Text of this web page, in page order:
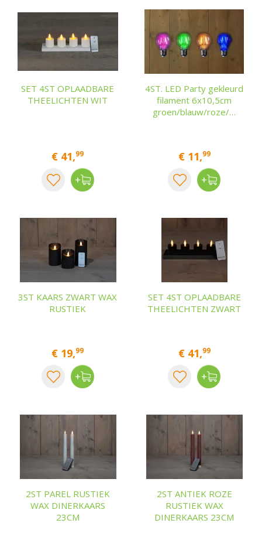
SET 4ST OPLAADBARE
THEELICHTEN WIT
€ 41,99
4ST. LED Party gekleurd
filament 6x10,5cm
groen/blauw/roze/…
€ 11,99
3ST KAARS ZWART WAX
RUSTIEK
€ 19,99
SET 4ST OPLAADBARE
THEELICHTEN ZWART
€ 41,99
2ST PAREL RUSTIEK
WAX DINERKAARS
23CM
2ST ANTIEK ROZE
RUSTIEK WAX
DINERKAARS 23CM